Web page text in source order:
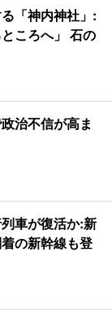
「神内神社」:
ころへ」 石の
治不信が高ま
車が復活か:新
の新幹線も登